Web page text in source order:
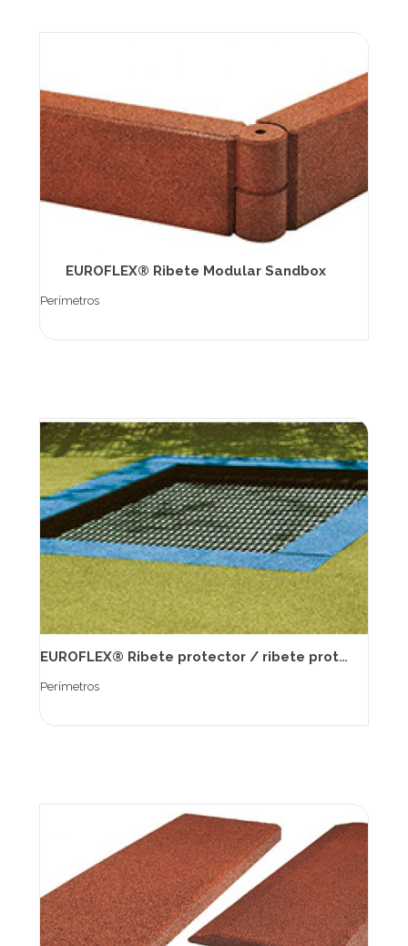
EUROFLEX® Ribete Modular Sandbox
Perímetros
EUROFLEX® Ribete protector / ribete protector EPDM
Perímetros